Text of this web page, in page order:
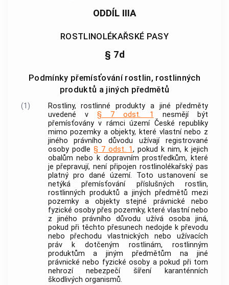
ODDÍL IIIA
ROSTLINOLÉKAŘSKÉ PASY
§ 7d
Podmínky přemísťování rostlin, rostlinných
produktů a jiných předmětů
(1) Rostliny,rostlinné produkty ajiné předměty
uvedené v § 7 odst. 1
nesmějí být
přemísťovány v rámci území České republiky
mimo pozemky a objekty, které vlastní nebo z
jiného právního důvodu užívají registrované
osoby podle § 7 odst. 1, pokud k nim, k jejich
obalům nebo k dopravním prostředkům, které
je přepravují, není připojen rostlinolékařský pas
platný pro dané území. Toto ustanovení se
netýká přemísťování příslušných rostlin,
rostlinných produktů a jiných předmětů mezi
pozemky a objekty stejné právnické nebo
fyzické osoby přes pozemky, které vlastní nebo
z jiného právního důvodu užívá osoba jiná,
pokud při těchto přesunech nedojde k převodu
nebo přechodu vlastnických nebo užívacích
práv k dotčenýmrostlinám, rostlinným
produktům ajiným předmětům na jiné
právnické nebo fyzické osoby a pokud při tom
nehrozí nebezpečí šíření
karanténních
škodlivých organismů.